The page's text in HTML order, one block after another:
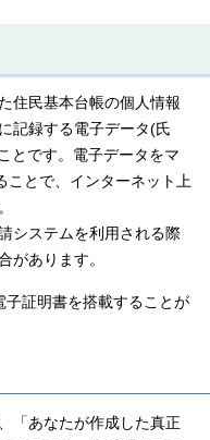
住民基本台帳の個人情報
記録する電子データ(氏
とです。電子データをマ
ことで、インターネット上
システムを利用される際
があります。
子証明書を搭載することが
「あなたが作成した真正